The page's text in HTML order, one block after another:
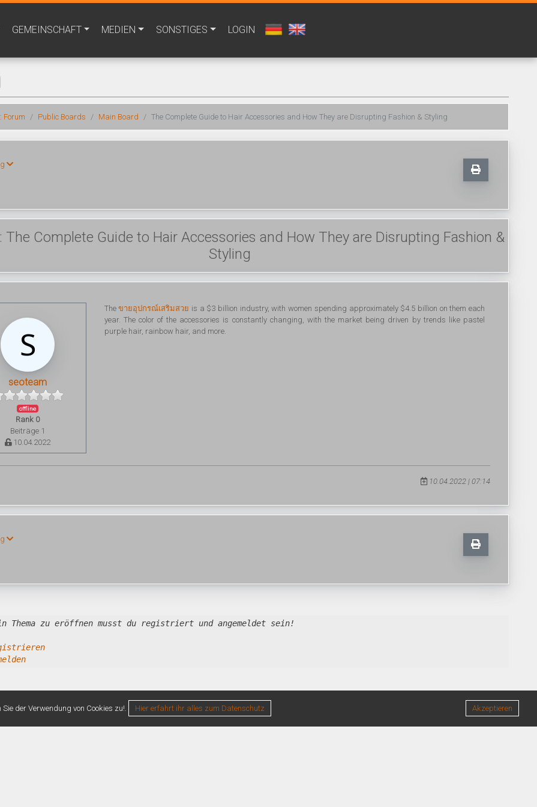
GEMEINSCHAFT MEDIEN SONSTIGES LOGIN
Forum Public Boards Main Board The Complete Guide to Hair Accessories and How They are Disrupting Fashion & Styling
The Complete Guide to Hair Accessories and How They are Disrupting Fashion &
Styling
seoteam
offline
Rank 0
Beiträge 1
10.04.2022
Theขายอุปกรณ์เสริมสวย is a $3 billion industry, with women spending approximately $4.5 billion on them each
year. The color of the accessories is constantly changing, with the market being driven by trends like pastel
purple hair, rainbow hair, and more.
10.04.2022 | 07:14
Thema zu eröffnen musst du registriert und angemeldet sein!
der Verwendung von Cookies zu!. Hier erfahrt ihr alles zum Datenschutz Akzeptieren